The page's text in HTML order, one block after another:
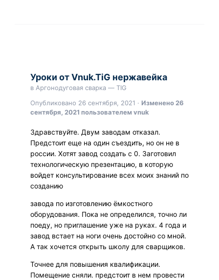
Уроки от Vnuk.TiG нержавейка
в Аргонодуговая сварка — TIG
Опубликовано 26 сентября, 2021 · Изменено 26
сентября, 2021 пользователем vnuk
Здравствуйте. Двум заводам отказал.
Предстоит еще на один съездить, но он не в
россии. Хотят завод создать с 0. Заготовил
технологическую презентацию, в которую
войдет консультирование всех моих знаний по
созданию
завода по изготовлению ёмкостного
оборудования. Пока не определился, точно ли
поеду, но приглашение уже на руках. 4 года и
завод встает на ноги очень достойно со мной.
А так хочется открыть школу для сварщиков.
Точнее для повышения квалификации.
Помещение сняли. предстоит в нем провести